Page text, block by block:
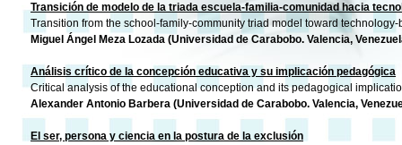
Transición de modelo de la triada escuela-familia-comunidad hacia
Transition from the school-family-community triad model toward
Miguel Ángel Meza Lozada (Universidad de Carabobo. Valencia,
Análisis crítico de la concepción educativa y su implicación pedagógica
Critical analysis of the educational conception and its pedagogical implicatio
Alexander Antonio Barbera (Universidad de Carabobo. Valencia,
El ser, persona y ciencia en la postura de la exclusión